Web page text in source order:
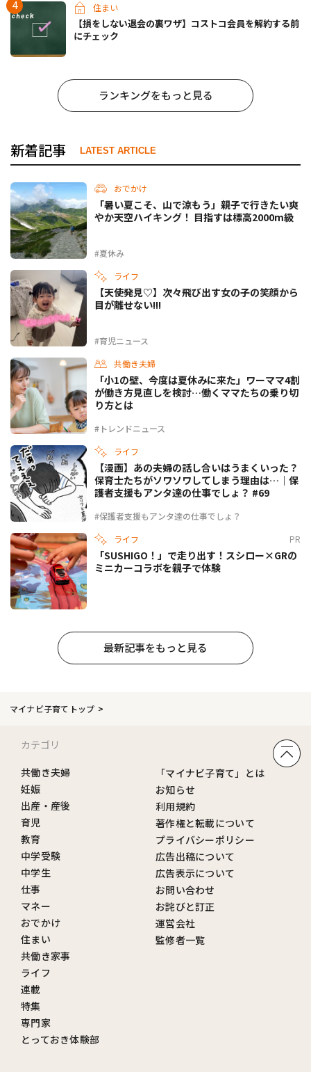
住まい
【損をしない退会の裏ワザ】コストコ会員を解約する前
にチェック
ランキングをもっと見る
新着記事 LATEST ARTICLE
おでかけ
#夏休み
「暑い夏こそ、山で涼もう」親子で行きたい爽
やか天空ハイキング！ 目指すは標高2000m級
ライフ
#育児ニュース
【天使発見♡】次々飛び出す女の子の笑顔から
目が離せない!!!
共働き夫婦
#トレンドニュース
「小1の壁、今度は夏休みに来た」ワーママ4割
が働き方見直しを検討…働くママたちの乗り切
り方とは
ライフ
#保護者支援もアンタ達の仕事でしょ？
【漫画】あの夫婦の話し合いはうまくいった？
保育士たちがソワソワしてしまう理由は…｜保
護者支援もアンタ達の仕事でしょ？ #69
ライフ PR
「SUSHIGO！」で走り出す！スシロー×GRの
ミニカーコラボを親子で体験
最新記事をもっと見る
マイナビ子育てトップ
カテゴリ
共働き夫婦
妊娠
出産・産後
育児
教育
中学受験
中学生
仕事
マネー
おでかけ
住まい
共働き家事
ライフ
連載
特集
専門家
とっておき体験部
「マイナビ子育て」とは
お知らせ
利用規約
著作権と転載について
プライバシーポリシー
広告出稿について
広告表示について
お問い合わせ
お詫びと訂正
運営会社
監修者一覧